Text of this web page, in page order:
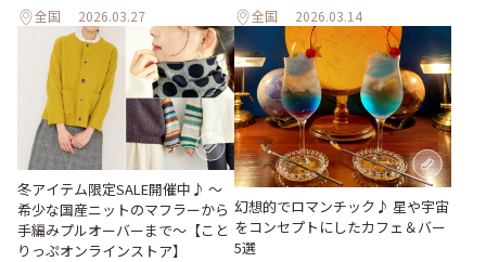
全国 2026.03.27 全国 2026.03.14
冬アイテム限定SALE開催中♪ ～
希少な国産ニットのマフラーから
手編みプルオーバーまで～【こと
りっぷオンラインストア】
幻想的でロマンチック♪ 星や宇宙
をコンセプトにしたカフェ＆バー
5選